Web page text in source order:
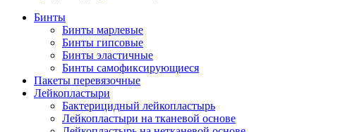
Бинты
Бинты марлевые
Бинты гипсовые
Бинты эластичные
Бинты самофиксирующиеся
Пакеты перевязочные
Лейкопластыри
Бактерицидный лейкопластырь
Лейкопластыри на тканевой основе